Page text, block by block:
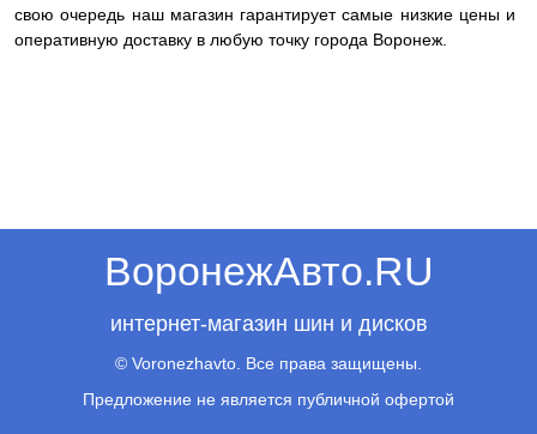
свою очередь наш магазин гарантирует самые низкие цены и
оперативную доставку в любую точку города Воронеж.
ВоронежАвто.RU
интернет-магазин шин и дисков
© Voronezhavto. Все права защищены.
Предложение не является публичной офертой